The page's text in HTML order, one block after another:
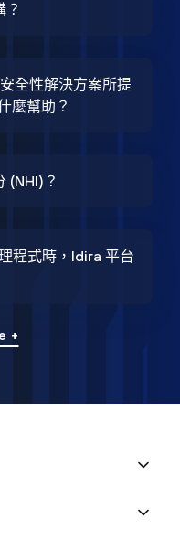
？
全性解決方案所提
麼幫助？
(NHI)？
程式時，Idira 平台
+